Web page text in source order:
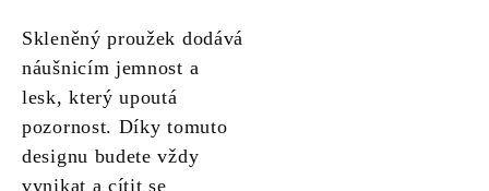
Skleněný proužek dodává
náušnicím jemnost a
lesk, který upoutá
pozornost. Díky tomuto
designu budete vždy
vynikat a cítit se